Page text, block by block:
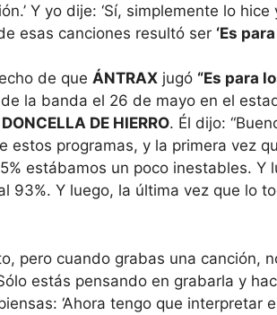
Y yo dije: ‘Sí, simplemente lo hice
esas canciones resultó ser ‘Es
de que ÁNTRAX jugó “Es para
la banda el 26 de mayo en el
DONCELLA DE HIERRO. Él dijo:
estos programas, y la primera vez
estábamos un poco inestables. Y
93%. Y luego, la última vez que lo
pero cuando grabas una canción,
estás pensando en grabarla y
‘Ahora tengo que interpretar